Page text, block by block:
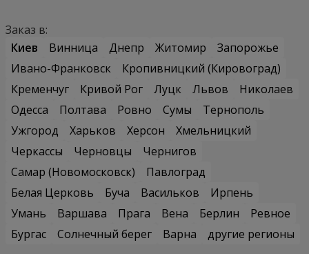
Заказ в:
Киев
Винница Днепр Житомир
Запорожье
Ивано-Франковск
Кропивницкий (Кировоград)
Кременчуг
Кривой Рог Луцк Львов
Николаев
Одесса
Полтава Ровно Сумы
Тернополь
Ужгород
Харьков Херсон
Хмельницкий
Черкассы
Черновцы
Чернигов
Самар (Новомосковск)
Павлоград
Белая Церковь
Буча Васильков
Ирпень
Умань
Варшава Прага Вена Берлин
Ревное
Бургас
Солнечный берег Варна
другие регионы